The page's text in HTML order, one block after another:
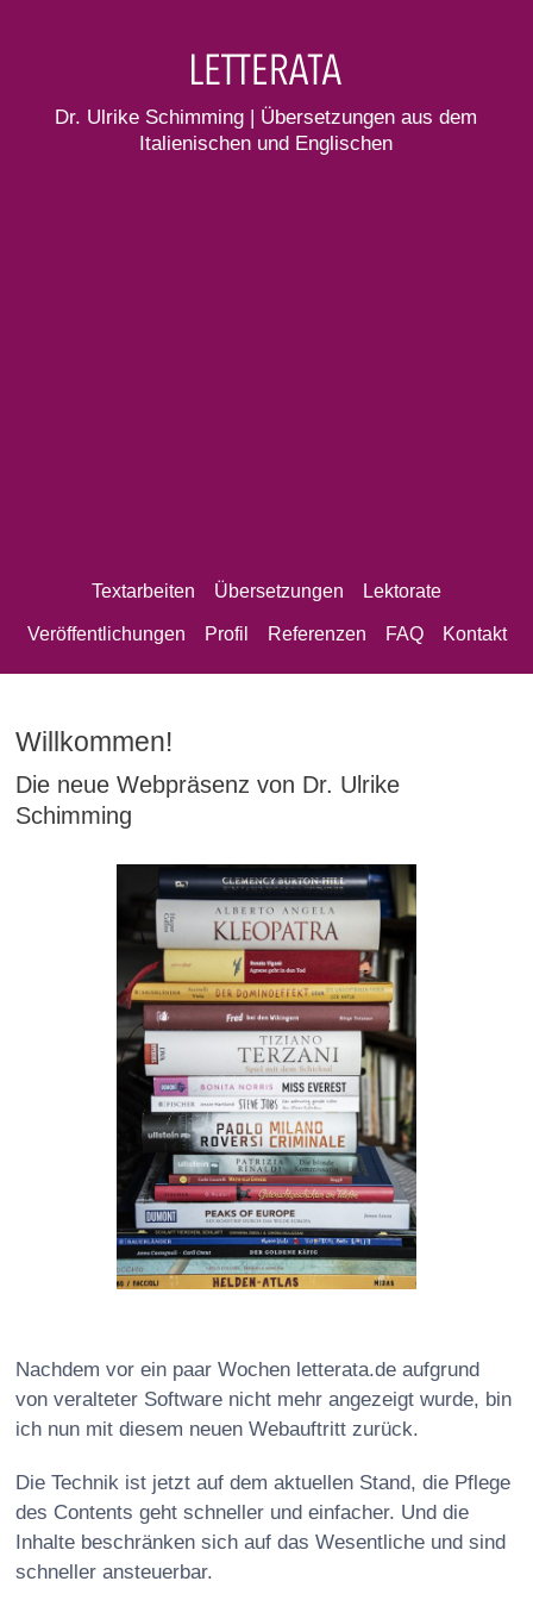
Dr. Ulrike Schimming | Übersetzungen aus dem
Italienischen und Englischen
Textarbeiten Übersetzungen Lektorate
Veröffentlichungen Profil Referenzen FAQ Kontakt
Willkommen!
Die neue Webpräsenz von Dr. Ulrike
Schimming
Nachdem vor ein paar Wochen letterata.de aufgrund
von veralteter Software nicht mehr angezeigt wurde, bin
ich nun mit diesem neuen Webauftritt zurück.
Die Technik ist jetzt auf dem aktuellen Stand, die Pflege
des Contents geht schneller und einfacher. Und die
Inhalte beschränken sich auf das Wesentliche und sind
schneller ansteuerbar.